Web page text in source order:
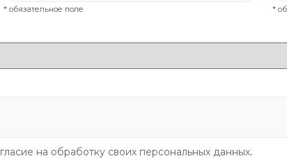
* обязательное поле *
на обработку своих персональных данных.